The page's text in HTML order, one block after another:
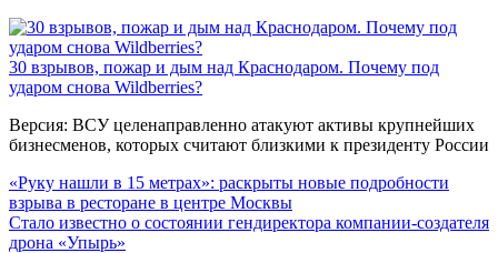
30 взрывов, пожар и дым над Краснодаром. Почему под
ударом снова Wildberries?
Версия: ВСУ целенаправленно атакуют активы крупнейших
бизнесменов, которых считают близкими к президенту России
«Руку нашли в 15 метрах»: раскрыты новые подробности
взрыва в ресторане в центре Москвы
Стало известно о состоянии гендиректора компании-создателя
дрона «Упырь»